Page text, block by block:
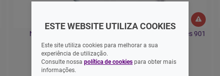
Nuk Escova Dentes
6,99 EUR
Gum Kids Escova Dentes 901
ESTE WEBSITE UTILIZA COOKIES
Este site utiliza cookies para melhorar a sua
experiência de utilização.
Consulte nossa política de cookies para obter mais
informações.